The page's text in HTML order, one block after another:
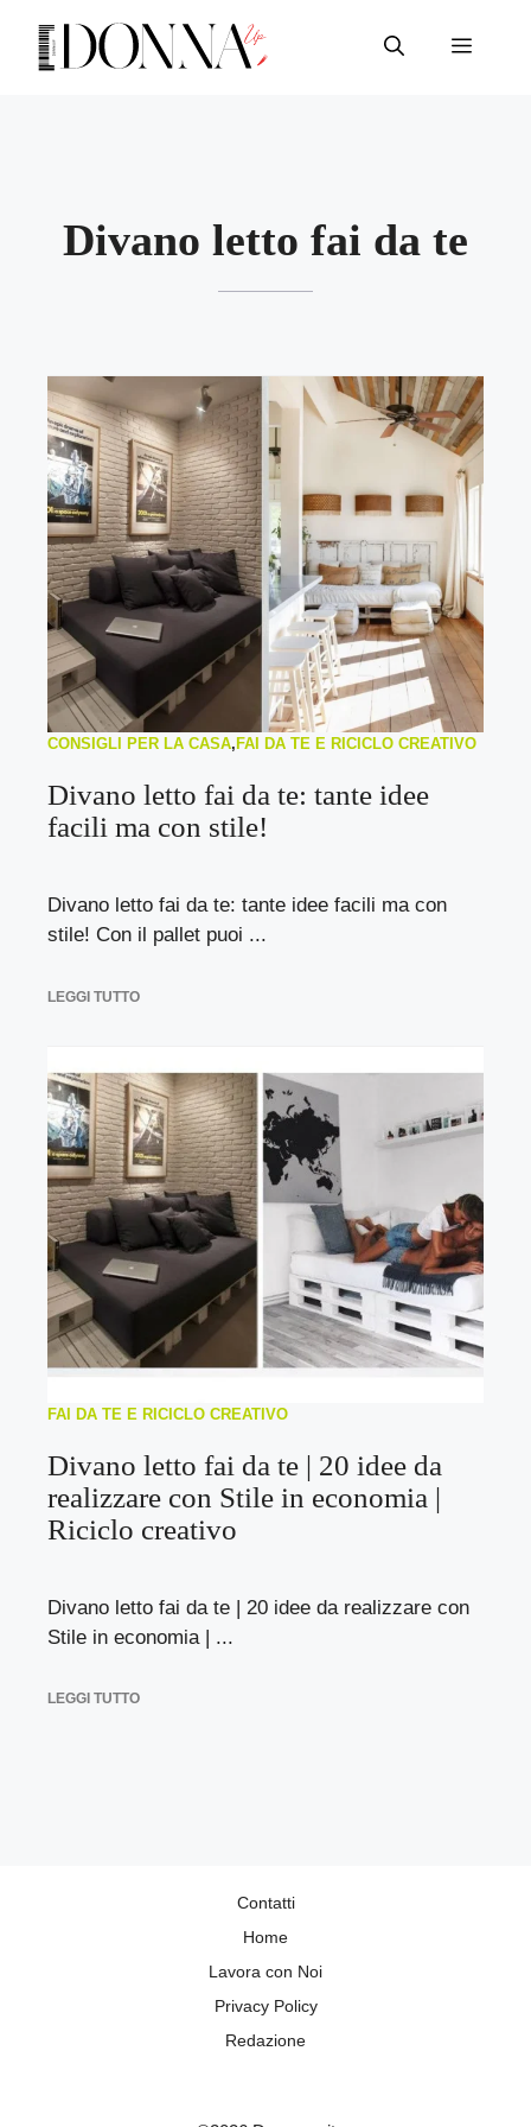
contenuto
Menu
Divano letto fai da te
CONSIGLI PER LA CASA, FAI DA TE E RICICLO CREATIVO
Divano letto fai da te: tante idee
facili ma con stile!
Divano letto fai da te: tante idee facili ma con
stile! Con il pallet puoi ...
LEGGI TUTTO
FAI DA TE E RICICLO CREATIVO
Divano letto fai da te | 20 idee da
realizzare con Stile in economia |
Riciclo creativo
Divano letto fai da te | 20 idee da realizzare con
Stile in economia | ...
LEGGI TUTTO
Contatti
Home
Lavora con Noi
Privacy Policy
Redazione